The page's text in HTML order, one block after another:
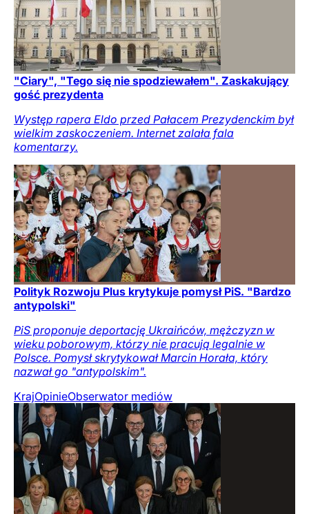
"Ciary", "Tego się nie spodziewałem". Zaskakujący
gość prezydenta
Występ rapera Eldo przed Pałacem Prezydenckim był
wielkim zaskoczeniem. Internet zalała fala
komentarzy.
Polityk Rozwoju Plus krytykuje pomysł PiS. "Bardzo
antypolski"
PiS proponuje deportację Ukraińców, mężczyzn w
wieku poborowym, którzy nie pracują legalnie w
Polsce. Pomysł skrytykował Marcin Horała, który
nazwał go "antypolskim".
KrajOpinieObserwator mediów